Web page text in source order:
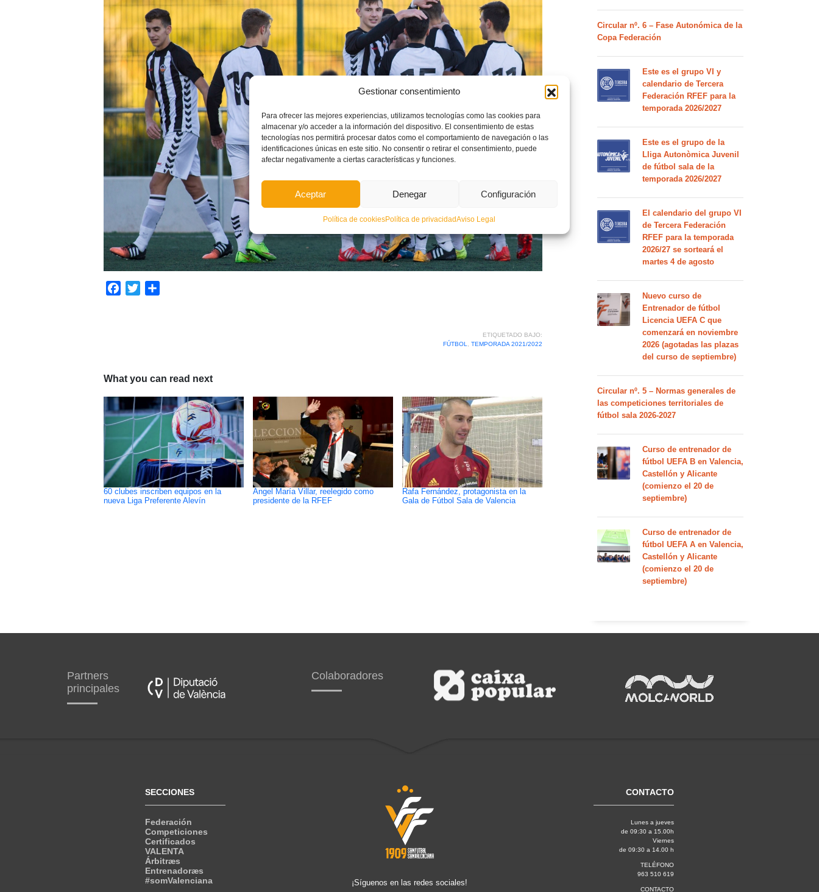
Gestionar consentimiento
Para ofrecer las mejores experiencias, utilizamos tecnologías como las cookies para
almacenar y/o acceder a la información del dispositivo. El consentimiento de estas
tecnologías nos permitirá procesar datos como el comportamiento de navegación o las
identificaciones únicas en este sitio. No consentir o retirar el consentimiento, puede
afectar negativamente a ciertas características y funciones.
Aceptar Denegar Configuración
Política de cookiesPolítica de privacidadAviso Legal
Facebook
Twitter
ETIQUETADO BAJO:
FÚTBOL
TEMPORADA 2021/2022
What you can read next
60 clubes inscriben equipos en la
nueva Liga Preferente Alevín
Angel María Villar, reelegido como
presidente de la RFEF
Rafa Fernández, protagonista en la
Gala de Fútbol Sala de Valencia
Circular nº. 6 – Fase Autonómica de la
Copa Federación
Este es el grupo VI y
calendario de Tercera
Federación RFEF para la
temporada 2026/2027
Este es el grupo de la
Lliga Autonòmica Juvenil
de fútbol sala de la
temporada 2026/2027
El calendario del grupo VI
de Tercera Federación
RFEF para la temporada
2026/27 se sorteará el
martes 4 de agosto
Nuevo curso de
Entrenador de fútbol
Licencia UEFA C que
comenzará en noviembre
2026 (agotadas las plazas
del curso de septiembre)
Circular nº. 5 – Normas generales de
las competiciones territoriales de
fútbol sala 2026-2027
Curso de entrenador de
fútbol UEFA B en Valencia,
Castellón y Alicante
(comienzo el 20 de
septiembre)
Curso de entrenador de
fútbol UEFA A en Valencia,
Castellón y Alicante
(comienzo el 20 de
septiembre)
Partners
principales
Colaboradores
SECCIONES
Federación
Competiciones
Certificados
VALENTA
Árbitræs
Entrenadoræs
#somValenciana
¡Síguenos en las redes sociales!
CONTACTO
Lunes a jueves
de 09:30 a 15.00h
Viernes
de 09:30 a 14.00 h
TELÉFONO
963 510 619
CONTACTO